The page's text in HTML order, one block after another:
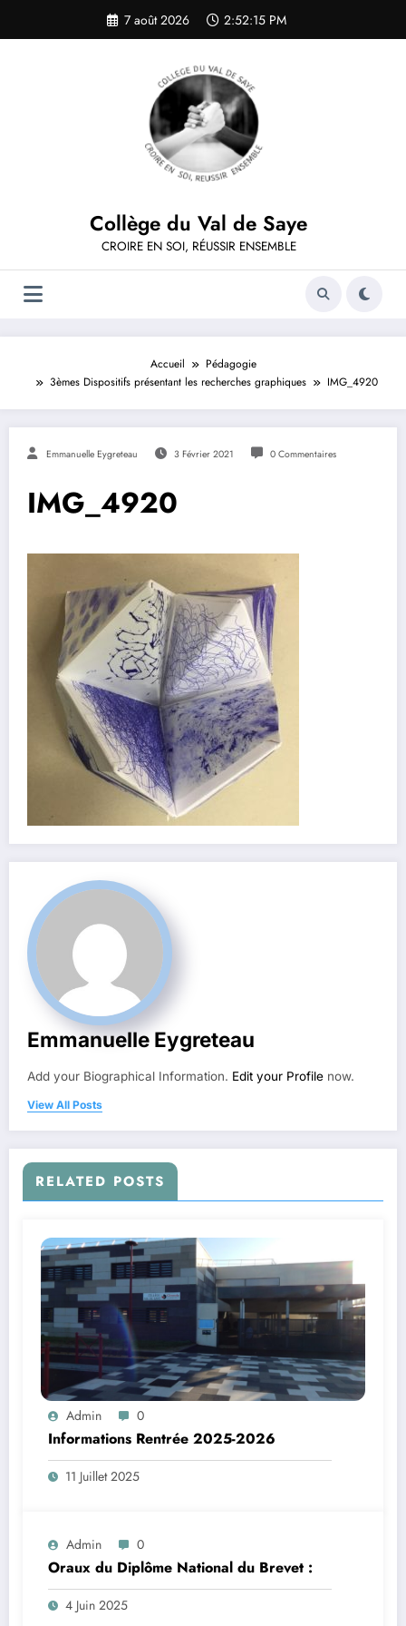
contenu
7 août 2026 2:52:15 PM
Collège du Val de Saye
CROIRE EN SOI, RÉUSSIR ENSEMBLE
Accueil
Pédagogie
3èmes Dispositifs présentant les recherches graphiques
IMG_4920
Emmanuelle Eygreteau 3 Février 2021 0 Commentaires
IMG_4920
Emmanuelle Eygreteau
Add your Biographical Information. Edit your Profile now.
View All Posts
RELATED POSTS
Admin 0
Informations Rentrée 2025-2026
11 Juillet 2025
Admin 0
Oraux du Diplôme National du Brevet :
4 Juin 2025